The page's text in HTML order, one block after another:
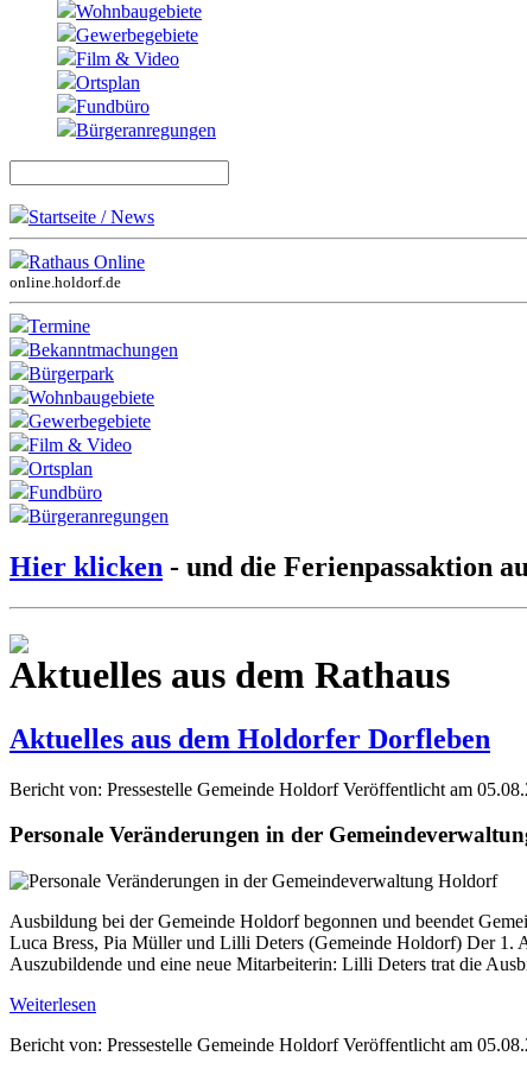
Wohnbaugebiete
Gewerbegebiete
Film & Video
Ortsplan
Fundbüro
Bürgeranregungen
Startseite / News
Rathaus Online
online.holdorf.de
Termine
Bekanntmachungen
Bürgerpark
Wohnbaugebiete
Gewerbegebiete
Film & Video
Ortsplan
Fundbüro
Bürgeranregungen
Hier klicken - und die Ferienpassaktion
Aktuelles aus dem Rathaus
Aktuelles aus dem Holdorfer Dorfleben
Bericht von: Pressestelle Gemeinde Holdorf Veröffentlicht am
Personale Veränderungen in der
Ausbildung bei der Gemeinde Holdorf begonnen und beendet
Luca Bress, Pia Müller und Lilli Deters (Gemeinde Holdorf) Der 1.
Auszubildende und eine neue Mitarbeiterin: Lilli Deters trat die
Weiterlesen
Bericht von: Pressestelle Gemeinde Holdorf Veröffentlicht am